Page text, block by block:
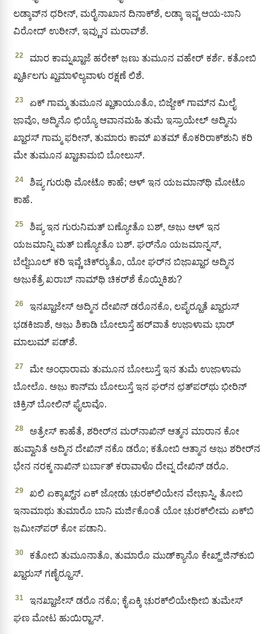
ಲಡ್ಕಾವ್‍ನ ಧರೀನ್, ಮರೈನಾಖಾನ ದಿನಾಕ್‌ಶೆ, ಲಡ್ಕಾ ಇವ್ಣ ಆಯ-ಬಾನಿ
ವಿರೋದ್ ಉಠೀನ್, ಇವ್ಣುನ ಮರಾವ್‌ಶೆ.
22
ಮಾರ ಕಾಮ್ನಖ್ಹಾಜೆ ಹರೇಕ್ ಜ಼ಣು ತುಮೂನ ವಹೇರ್‌ ಕರ್ಶೆ. ಕತೋಬಿ
ಖ್ಹರ್ತಿಲಗು ಖ್ಹಮಾಳಿಲ್ಯವಾಳು ರಕ್ಷಣೆ ಲಿಶೆ.
23
ಏಕ್‌ ಗಾಮ್ಮ ತುಮೂನ ಖ್ಹತಾಯೂತೊ, ಬಿಜ್ಜೇಕ್‌ ಗಾಮ್‌ನ ಮಿಲೈ
ಜಾ಼ವೊ, ಅದ್ಮಿನೊ ಛಿಯ್ಯೊ ಆವಾನಮಹಿ ತುಮೆ ಇಸ್ರಾಯೇಲ್‌ ಅದ್ಮಿನು
ಖ್ಹಾರಸ್ ಗಾಮ್ಮ ಫರೀನ್, ತುಮಾರು ಕಾಮ್ ಖತಮ್ ಕೊಕರಿರಾಕ್‌ಶುನಿ ಕರಿ
ಮೇ ತುಮೂನ ಖ್ಹಾಚಾಮಬಿ ಬೋಲುಸ್.
24
ಶಿಷ್ಯ ಗುರುಥಿ ಮೋಟೊ ಕಾಹೆ; ಆಳ್‌ ಇನ ಯಜಮಾನ್‍ಥಿ ಮೋಟೊ
ಕಾಹೆ.
25
ಶಿಷ್ಯ ಇನ ಗುರುನಿಮತ್‌ ಬಣ್ಯೋತೊ ಬಶ್‌, ಅಜು಼ ಆಳ್‌ ಇನ
ಯಜಮಾನ್ನಿ ಮತ್‍ ಬಣ್ಯೋತೊ ಬಶ್‌. ಘರ್‌ನೊ ಯಜಮಾನ್ನಸ್‌,
ಬೆಲ್ಜೆಬೂಲ್ ಕರಿ ಇವ್ಣೆ ಚಿಕ್‌ರ‍್ಯುತೊ, ಯೋ ಘರ್‌ನ ಬಿಜಾ಼ಖ್ಹಾರ ಅದ್ಮಿನ
ಅಜು಼ಕೆತ್ರೆ ಖರಾಬ್ ನಾಮ್‍ಥಿ ಚಿಕರ್‌ಶೆ ಕೊಯ್ನಿಕಿಶು?
26
ಇನಖ್ಹಾಜೇಸ್ ಅದ್ಮಿನ ದೇಖಿನ್‌ ಡರೊನಕೊ, ಲಪೈರ‍್ಹೂತೆ ಖ್ಹಾರುಸ್‌
ಭಡಕಿಜಾಶೆ, ಅಜು಼ ಶಿಕಾಡಿ ಬೋಲಾಸ್ತೆ ಹರ್‌ವಾತೆ ಉಜಾ಼ಳಾಮ ಭಾರ್‌
ಮಾಲುಮ್‌ ಪಡ್‌ಶೆ.
27
ಮೇ ಅಂಧಾರಾಮ ತುಮೂನ ಬೋಲುಸ್ತೆ ಇನ ತುಮೆ ಉಜಾ಼ಳಾಮ
ಬೋಲೊ. ಅಜು಼ ಕಾನ್‌ಮ ಬೋಲುಸ್ತೆ ಇನ ಘರ್‌ನ ಛ಼ತ್‍ಪರ್‌ಥು ಭೀರಿನ್‌
ಚಿಕ್ರಿನ್ ಬೋಲಿನ್ ಫೈಲಾವೊ.
28
ಅತ್ರೇಸ್ ಕಾಹೆತೆ, ಶರೀರ್‌ನ ಮರ್‌ನಾಖಿನ್ ಆತ್ಮನ ಮಾರಾನ ಕೋ
ಹುವ್ವಾನಿತೆ ಅದ್ಮಿನ ದೇಖಿನ್‌ ನಕೊ ಡರೊ; ಕತೋಬಿ ಆತ್ಮಾನ ಅಜು಼ ಶರೀರ್‌ನ
ಭೇನ ನರಕ್ಮ ನಾಖಿನ್ ಬರ್ಬಾತ್ ಕರಾವಾಳೊ ದೇವ್ನ ದೇಖಿನ್ ಡರೊ.
29
ಖಲಿ ಏಕ್ಕಾಖ್ಹ್‌ನ ಏಕ್‌ ಜೋ಼ಡು ಚು಼ರಕ್‌ಲಿಯೇನ ವೇಚಾ಼ಸ್ನಿ, ತೋಬಿ
ಇನಾಮಾಥು ತುಮಾರೊ ಬಾನಿ ಮರ್ಜಿಕೊಂತೆ ಯೋ ಚು಼ರಕ್‌ಲೀಮ ಏಕ್‌ಬಿ
ಜ಼ಮೀನ್‌ಪರ್ ಕೋ ಪಡಾನಿ.
30
ಕತೋಬಿ ತುಮೂನಾತೊ, ತುಮಾರೊ ಮುಡ್‌ಕ್ಯಾನೊ ಕೇಖ್ಹ್‌ ಜಿನ್‌ಕುಬಿ
ಖ್ಹಾರುಸ್‌ ಗಣೈರ‍್ಹೂಸ್‌.
31
ಇನಖ್ಹಾಜೇಸ್ ಡರೊ ನಕೊ; ಕೈಏಕ್ಕಿ ಚು಼ರಕ್‌ಲಿಯೇಥೀಬಿ ತುಮೇಸ್
ಘಣ ಮೋಟ ಹುಯಿರ‍್ಹಾಸ್‌.